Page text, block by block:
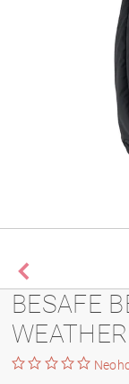
BESAFE